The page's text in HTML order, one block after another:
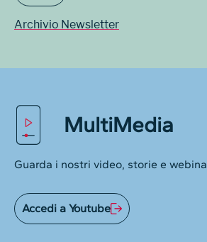
Archivio Newsletter
MultiMedia
Guarda i nostri video, storie e
Accedi a Youtube